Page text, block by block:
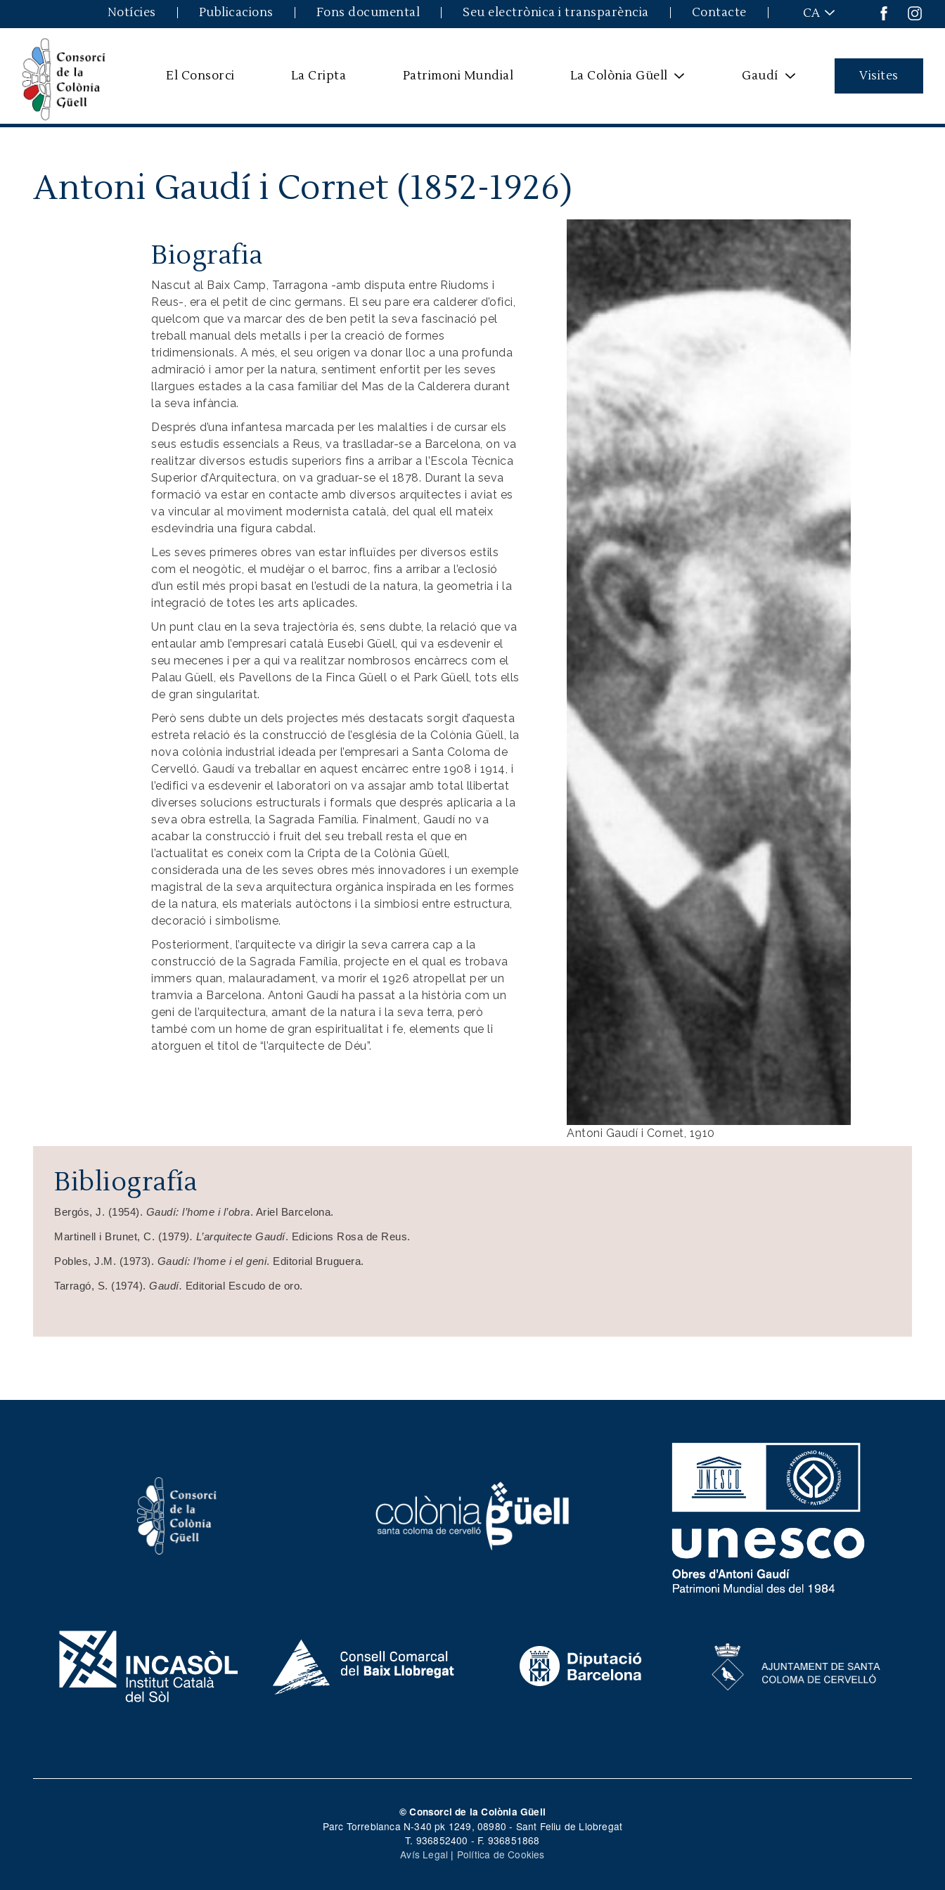
Vés al contingut
Notícies Publicacions Fons documental Seu electrònica i transparència Contacte CA
El Consorci La Cripta Patrimoni Mundial La Colònia Güell Gaudí Visites
Antoni Gaudí i Cornet (1852-1926)
Imatge
Antoni Gaudí i Cornet, 1910
Biografia
Nascut al Baix Camp, Tarragona -amb disputa entre Riudoms i
Reus-, era el petit de cinc germans. El seu pare era calderer d’ofici,
quelcom que va marcar des de ben petit la seva fascinació pel
treball manual dels metalls i per la creació de formes
tridimensionals. A més, el seu origen va donar lloc a una profunda
admiració i amor per la natura, sentiment enfortit per les seves
llargues estades a la casa familiar del Mas de la Calderera durant
la seva infància.
Després d’una infantesa marcada per les malalties i de cursar els
seus estudis essencials a Reus, va traslladar-se a Barcelona, on va
realitzar diversos estudis superiors fins a arribar a l’Escola Tècnica
Superior d’Arquitectura, on va graduar-se el 1878. Durant la seva
formació va estar en contacte amb diversos arquitectes i aviat es
va vincular al moviment modernista català, del qual ell mateix
esdevindria una figura cabdal.
Les seves primeres obres van estar influïdes per diversos estils
com el neogòtic, el mudèjar o el barroc, fins a arribar a l’eclosió
d’un estil més propi basat en l’estudi de la natura, la geometria i la
integració de totes les arts aplicades.
Un punt clau en la seva trajectòria és, sens dubte, la relació que va
entaular amb l’empresari català Eusebi Güell, qui va esdevenir el
seu mecenes i per a qui va realitzar nombrosos encàrrecs com el
Palau Güell, els Pavellons de la Finca Güell o el Park Güell, tots ells
de gran singularitat.
Però sens dubte un dels projectes més destacats sorgit d’aquesta
estreta relació és la construcció de l’església de la Colònia Güell, la
nova colònia industrial ideada per l’empresari a Santa Coloma de
Cervelló. Gaudí va treballar en aquest encàrrec entre 1908 i 1914, i
l’edifici va esdevenir el laboratori on va assajar amb total llibertat
diverses solucions estructurals i formals que després aplicaria a la
seva obra estrella, la Sagrada Família. Finalment, Gaudí no va
acabar la construcció i fruit del seu treball resta el que en
l’actualitat es coneix com la Cripta de la Colònia Güell,
considerada una de les seves obres més innovadores i un exemple
magistral de la seva arquitectura orgànica inspirada en les formes
de la natura, els materials autòctons i la simbiosi entre estructura,
decoració i simbolisme.
Posteriorment, l’arquitecte va dirigir la seva carrera cap a la
construcció de la Sagrada Família, projecte en el qual es trobava
immers quan, malauradament, va morir el 1926 atropellat per un
tramvia a Barcelona. Antoni Gaudí ha passat a la història com un
geni de l’arquitectura, amant de la natura i la seva terra, però
també com un home de gran espiritualitat i fe, elements que li
atorguen el títol de “l’arquitecte de Déu”.
Bibliografía
Bergós, J. (1954). Gaudí: l’home i l’obra. Ariel Barcelona.
Martinell i Brunet, C. (1979). L’arquitecte Gaudí. Edicions Rosa de Reus.
Pobles, J.M. (1973). Gaudí: l’home i el geni. Editorial Bruguera.
Tarragó, S. (1974). Gaudí. Editorial Escudo de oro.
© Consorci de la Colònia Güell
Parc Torreblanca N-340 pk 1249, 08980 - Sant Feliu de Llobregat
T. 936852400 - F. 936851868
Avís Legal | Política de Cookies